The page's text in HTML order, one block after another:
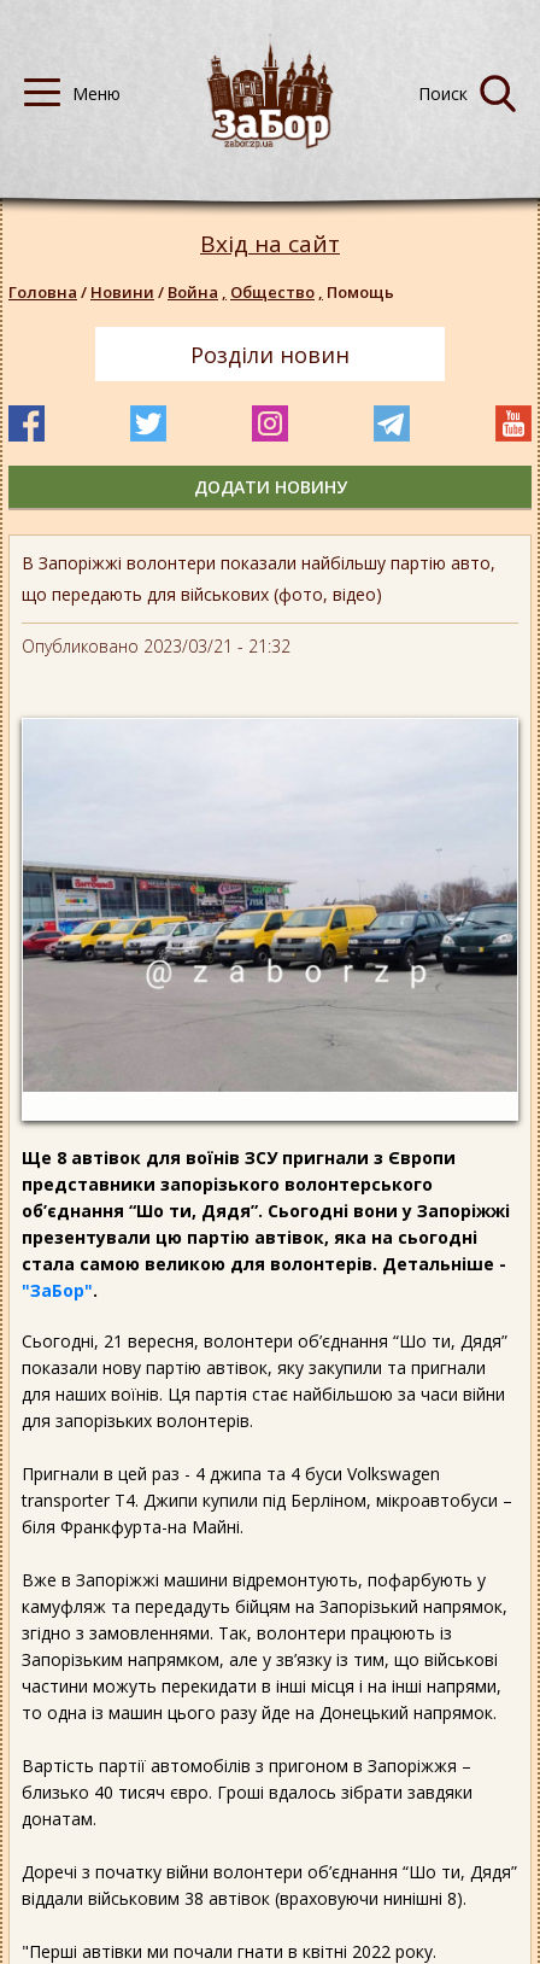
В Запоріжжі волонтери показали найбільшу партію авто,
що передають для військових (фото, відео)
Опубликовано 2023/03/21 - 21:32
Ще 8 автівок для воїнів ЗСУ пригнали з Європи
представники запорізького волонтерського
об’єднання “Шо ти, Дядя”. Сьогодні вони у Запоріжжі
презентували цю партію автівок, яка на сьогодні
стала самою великою для волонтерів. Детальніше -
"ЗаБор".
Сьогодні, 21 вересня, волонтери об’єднання “Шо ти, Дядя”
показали нову партію автівок, яку закупили та пригнали
для наших воїнів. Ця партія стає найбільшою за часи війни
для запорізьких волонтерів.
Пригнали в цей раз - 4 джипа та 4 буси Volkswagen
transporter T4. Джипи купили під Берліном, мікроавтобуси –
біля Франкфурта-на Майні.
Вже в Запоріжжі машини відремонтують, пофарбують у
камуфляж та передадуть бійцям на Запорізький напрямок,
згідно з замовленнями. Так, волонтери працюють із
Запорізьким напрямком, але у зв’язку із тим, що військові
частини можуть перекидати в інші місця і на інші напрями,
то одна із машин цього разу йде на Донецький напрямок.
Вартість партії автомобілів з пригоном в Запоріжжя –
близько 40 тисяч євро. Гроші вдалось зібрати завдяки
донатам.
Доречі з початку війни волонтери об’єднання “Шо ти, Дядя”
віддали військовим 38 автівок (враховуючи нинішні 8).
"Перші автівки ми почали гнати в квітні 2022 року.
Вхід на сайт
Головна / Новини / Война , Общество , Помощь
Розділи новин
ДОДАТИ НОВИНУ